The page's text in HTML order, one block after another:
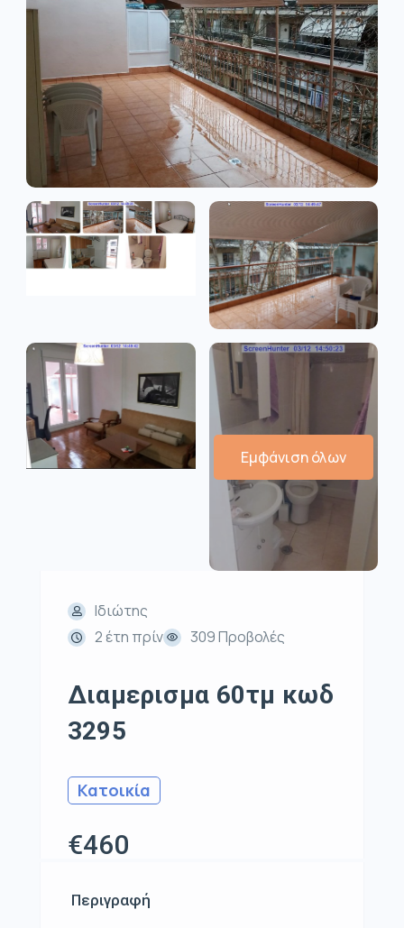
Εμφάνιση όλων
Ιδιώτης
2 έτη πρίν
309 Προβολές
Διαμερισμα 60τμ κωδ
3295
Κατοικία
€460
Περιγραφή